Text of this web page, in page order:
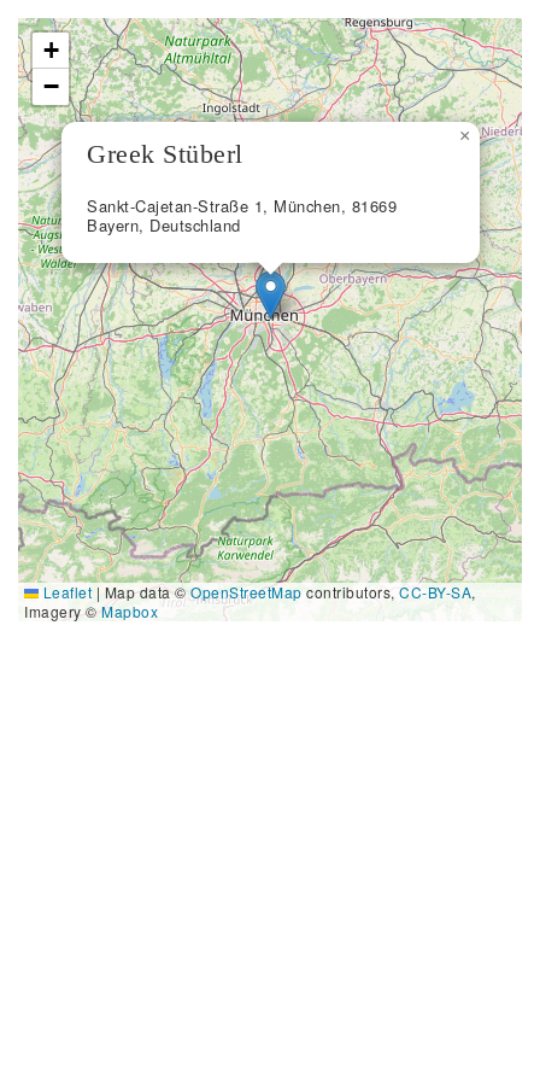
Greek Stüberl
Sankt-Cajetan-Straße 1, München, 81669
Bayern, Deutschland
×
+
−
Leaflet | Map data ©OpenStreetMap contributors, CC-BY-SA,
Imagery ©Mapbox